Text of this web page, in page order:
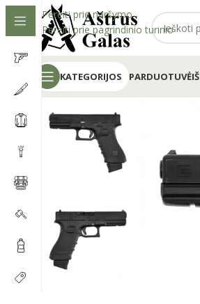
Pereiti prie naršymo
Pereiti prie pagrindinio turinio
KATEGORIJOS PARDUOTUVĖ